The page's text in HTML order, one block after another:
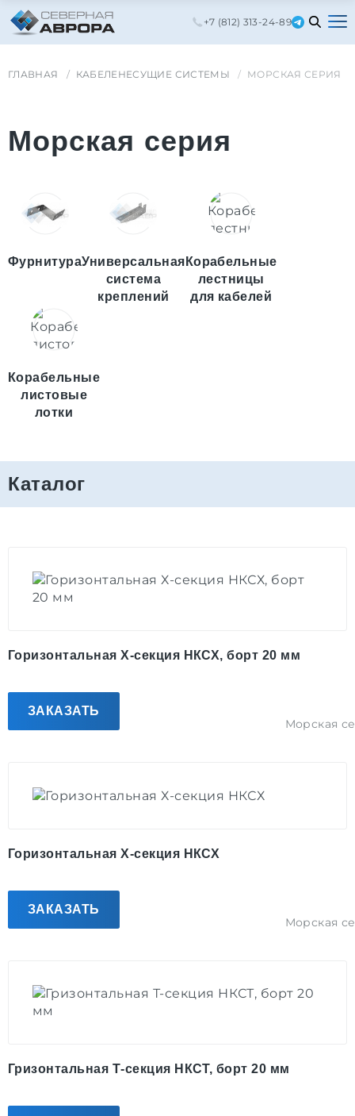
+7 (812) 313-24-89
ГЛАВНАЯ КАБЕЛЕНЕСУЩИЕ СИСТЕМЫ МОРСКАЯ СЕРИЯ
Морская серия
ФурнитураУниверсальная
система
креплений
Корабельные
лестницы
для кабелей
Корабельные
листовые
лотки
Каталог
Горизонтальная Х-секция НКСХ, борт 20 мм
ЗАКАЗАТЬ
Морская
Горизонтальная Х-секция НКСХ
ЗАКАЗАТЬ
Морская
Гризонтальная Т-секция НКСТ, борт 20 мм